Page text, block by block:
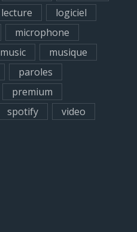
lecture
logiciel
microphone
music
musique
paroles
premium
spotify
video